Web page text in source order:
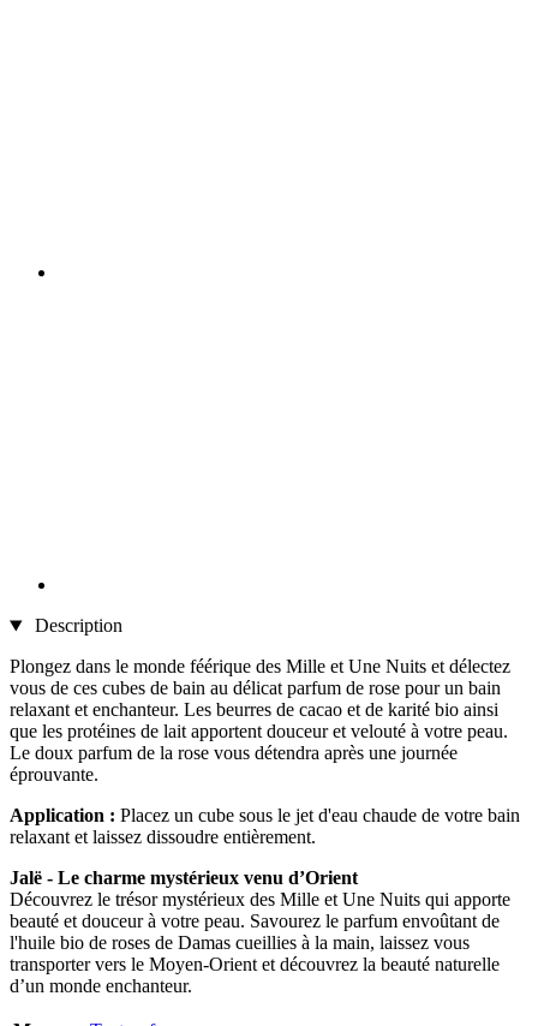
Description
Plongez dans le monde féérique des Mille et Une Nuits et délectez
vous de ces cubes de bain au délicat parfum de rose pour un bain
relaxant et enchanteur. Les beurres de cacao et de karité bio ainsi
que les protéines de lait apportent douceur et velouté à votre peau.
Le doux parfum de la rose vous détendra après une journée
éprouvante.
Application : Placez un cube sous le jet d'eau chaude de votre bain
relaxant et laissez dissoudre entièrement.
Jalë - Le charme mystérieux venu d’Orient
Découvrez le trésor mystérieux des Mille et Une Nuits qui apporte
beauté et douceur à votre peau. Savourez le parfum envoûtant de
l'huile bio de roses de Damas cueillies à la main, laissez vous
transporter vers le Moyen-Orient et découvrez la beauté naturelle
d’un monde enchanteur.